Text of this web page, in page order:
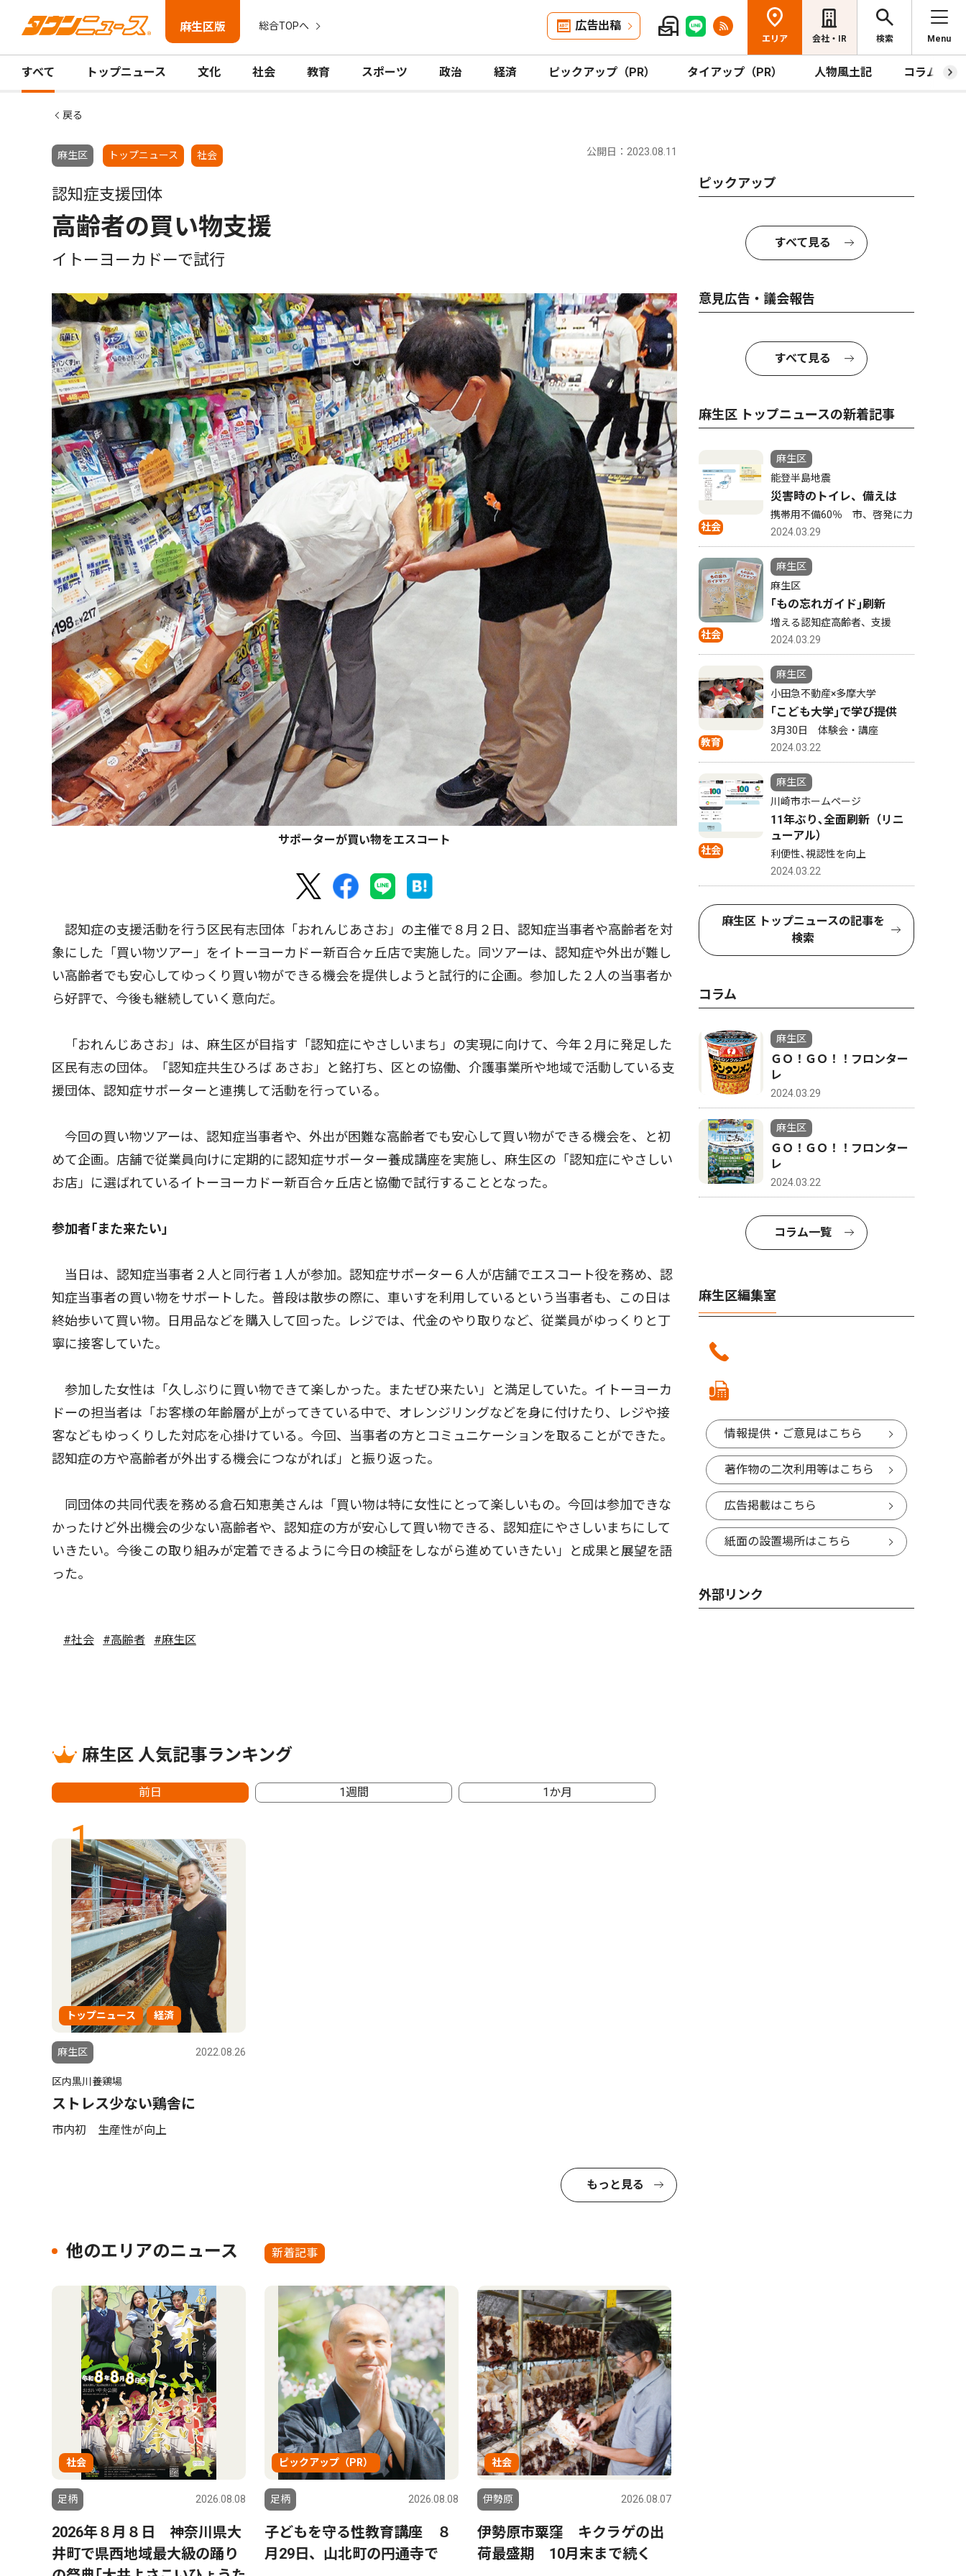
麻生区版 総合TOPへ 広告出稿
エリア 会社・IR 検索 Menu
すべて トップニュース 文化 社会 教育 スポーツ 政治 経済 ピックアップ（PR） タイアップ（PR） 人物風土記 コラム
戻る
麻生区 トップニュース 社会 公開日：2023.08.11
認知症支援団体
高齢者の買い物支援
イトーヨーカドーで試行
サポーターが買い物をエスコート
認知症の支援活動を行う区民有志団体「おれんじあさお」の主催で８月２日、認知症当事者や高齢者を対
象にした「買い物ツアー」をイトーヨーカドー新百合ヶ丘店で実施した。同ツアーは、認知症や外出が難し
い高齢者でも安心してゆっくり買い物ができる機会を提供しようと試行的に企画。参加した２人の当事者か
ら好評で、今後も継続していく意向だ。
「おれんじあさお」は、麻生区が目指す「認知症にやさしいまち」の実現に向けて、今年２月に発足した
区民有志の団体。「認知症共生ひろば あさお」と銘打ち、区との協働、介護事業所や地域で活動している支
援団体、認知症サポーターと連携して活動を行っている。
今回の買い物ツアーは、認知症当事者や、外出が困難な高齢者でも安心して買い物ができる機会を、と初
めて企画。店舗で従業員向けに定期的に認知症サポーター養成講座を実施し、麻生区の「認知症にやさしい
お店」に選ばれているイトーヨーカドー新百合ヶ丘店と協働で試行することとなった。
参加者｢また来たい｣
当日は、認知症当事者２人と同行者１人が参加。認知症サポーター６人が店舗でエスコート役を務め、認
知症当事者の買い物をサポートした。普段は散歩の際に、車いすを利用しているという当事者も、この日は
終始歩いて買い物。日用品などを購入して回った。レジでは、代金のやり取りなど、従業員がゆっくりと丁
寧に接客していた。
参加した女性は「久しぶりに買い物できて楽しかった。またぜひ来たい」と満足していた。イトーヨーカ
ドーの担当者は「お客様の年齢層が上がってきている中で、オレンジリングなどを身に付けたり、レジや接
客などもゆっくりした対応を心掛けている。今回、当事者の方とコミュニケーションを取ることができた。
認知症の方や高齢者が外出する機会につながれば」と振り返った。
同団体の共同代表を務める倉石知恵美さんは「買い物は特に女性にとって楽しいもの。今回は参加できな
かったけど外出機会の少ない高齢者や、認知症の方が安心して買い物できる、認知症にやさしいまちにして
いきたい。今後この取り組みが定着できるように今日の検証をしながら進めていきたい」と成果と展望を語
った。
#社会 #高齢者 #麻生区
麻生区 人気記事ランキング
前日 1週間 1か月
1
トップニュース 経済
麻生区 2022.08.26
区内黒川養鶏場
ストレス少ない鶏舎に
市内初 生産性が向上
もっと見る
他のエリアのニュース 新着記事
社会
足柄 2026.08.08
2026年８月８日 神奈川県大
井町で県西地域最大級の踊り
ピックアップ（PR）
足柄 2026.08.08
子どもを守る性教育講座 ８
月29日、山北町の円通寺で
社会
伊勢原 2026.08.07
伊勢原市粟窪 キクラゲの出
荷最盛期 10月末まで続く
ピックアップ
すべて見る
意見広告・議会報告
すべて見る
麻生区 トップニュースの新着記事
社会
麻生区
能登半島地震
災害時のトイレ、備えは
携帯用不備60％ 市、啓発に力
2024.03.29
社会
麻生区
麻生区
｢もの忘れガイド｣刷新
増える認知症高齢者、支援
2024.03.29
教育
麻生区
小田急不動産×多摩大学
｢こども大学｣で学び提供
3月30日 体験会・講座
2024.03.22
社会
麻生区
川崎市ホームページ
11年ぶり､全面刷新（リニ
ューアル）
利便性､視認性を向上
2024.03.22
麻生区 トップニュースの記事を
検索
コラム
麻生区
ＧＯ！ＧＯ！！フロンター
レ
2024.03.29
麻生区
ＧＯ！ＧＯ！！フロンター
レ
2024.03.22
コラム一覧
麻生区編集室
情報提供・ご意見はこちら
著作物の二次利用等はこちら
広告掲載はこちら
紙面の設置場所はこちら
外部リンク